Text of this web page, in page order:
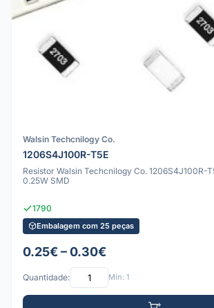
Walsin Techcnilogy Co.
1206S4J100R-T5E
Resistor Walsin Techcnilogy Co. 1206S4J100R-
0.25W SMD
1790
Embalagem com 25 peças
0.25€ – 0.30€
Quantidade: Mín: 1